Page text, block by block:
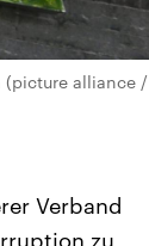
(picture alliance /
Verband
zu